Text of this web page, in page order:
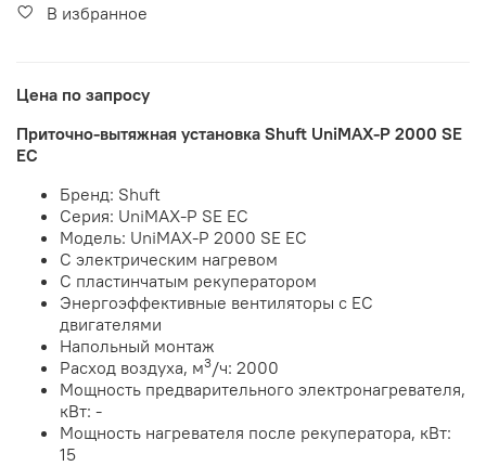
В избранное
Цена по запросу
Приточно-вытяжная установка Shuft UniMAX-P 2000 SE
EC
Бренд: Shuft
Серия: UniMAX-P SE EC
Модель: UniMAX-P 2000 SE EC
С электрическим нагревом
С пластинчатым рекуператором
Энергоэффективные вентиляторы с EC
двигателями
Напольный монтаж
Расход воздуха, м3/ч: 2000
Мощность предварительного электронагревателя,
кВт: -
Мощность нагревателя после рекуператора, кВт:
15